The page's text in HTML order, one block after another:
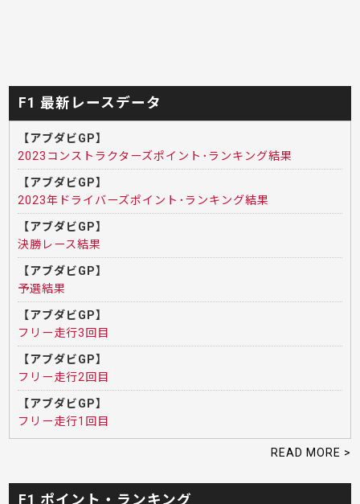
F1 最新レースデータ
【アブダビGP】
2023コンストラクターズポイント･ランキング結果
【アブダビGP】
2023年ドライバーズポイント･ランキング結果
【アブダビGP】
決勝レース結果
【アブダビGP】
予選結果
【アブダビGP】
フリー走行3回目
【アブダビGP】
フリー走行2回目
【アブダビGP】
フリー走行1回目
READ MORE >
F1 ポイント・ランキング